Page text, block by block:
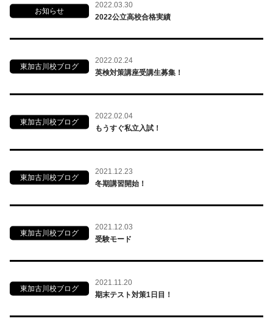
お知らせ
2022.03.30
2022公立高校合格実績
東加古川校ブログ
2022.02.24
英検対策講座受講生募集！
東加古川校ブログ
2022.02.04
もうすぐ私立入試！
東加古川校ブログ
2021.12.23
冬期講習開始！
東加古川校ブログ
2021.12.03
受験モード
東加古川校ブログ
2021.11.20
期末テスト対策1日目！